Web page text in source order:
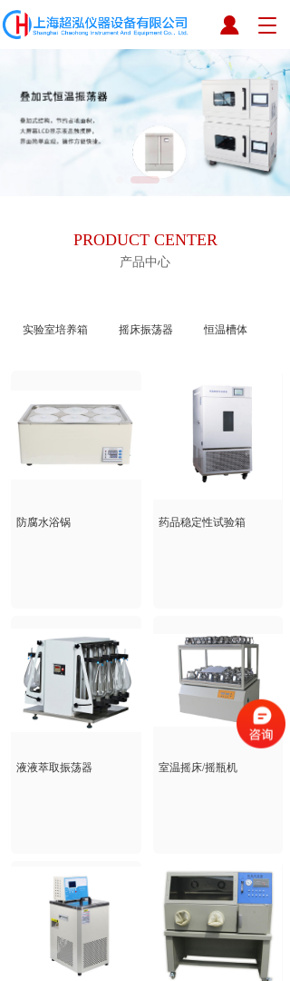
T
g
l
e
n
a
v
PRODUCT CENTER
产品中心
实验室培养箱 摇床振荡器 恒温槽体
防腐水浴锅 药品稳定性试验箱
液液萃取振荡器 室温摇床/摇瓶机